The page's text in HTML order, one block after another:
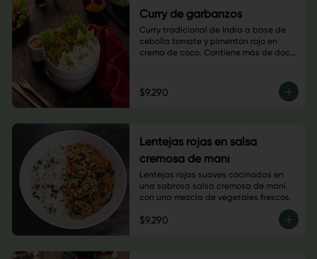
Curry de garbanzos
Curry tradicional de India a base de
cebolla tomate y pimentón rojo en
crema de coco. Contiene más de doce
$9.290
Lentejas rojas en salsa
cremosa de maní
Lentejas rojas suaves cocinadas en
una sabrosa salsa cremosa de maní
con una mezcla de vegetales frescos.
$9.290